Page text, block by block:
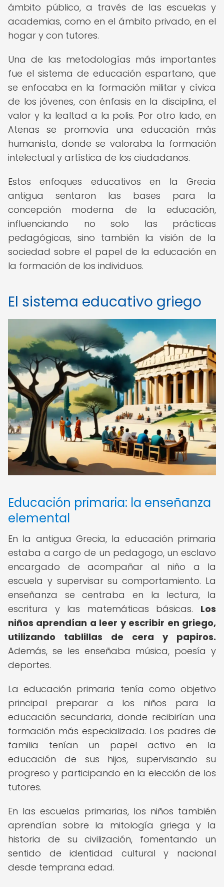
ámbito público, a través de las escuelas y
academias, como en el ámbito privado, en el
hogar y con tutores.
Una de las metodologías más importantes
fue el sistema de educación espartano, que
se enfocaba en la formación militar y cívica
de los jóvenes, con énfasis en la disciplina, el
valor y la lealtad a la polis. Por otro lado, en
Atenas se promovía una educación más
humanista, donde se valoraba la formación
intelectual y artística de los ciudadanos.
Estos enfoques educativos en la Grecia
antigua sentaron las bases para la
concepción moderna de la educación,
influenciando no solo las prácticas
pedagógicas, sino también la visión de la
sociedad sobre el papel de la educación en
la formación de los individuos.
El sistema educativo griego
Educación primaria: la enseñanza
elemental
En la antigua Grecia, la educación primaria
estaba a cargo de un pedagogo, un esclavo
encargado de acompañar al niño a la
escuela y supervisar su comportamiento. La
enseñanza se centraba en la lectura, la
escritura y las matemáticas básicas. Los
niños aprendían a leer y escribir en griego,
utilizando tablillas de cera y papiros.
Además, se les enseñaba música, poesía y
deportes.
La educación primaria tenía como objetivo
principal preparar a los niños para la
educación secundaria, donde recibirían una
formación más especializada. Los padres de
familia tenían un papel activo en la
educación de sus hijos, supervisando su
progreso y participando en la elección de los
tutores.
En las escuelas primarias, los niños también
aprendían sobre la mitología griega y la
historia de su civilización, fomentando un
sentido de identidad cultural y nacional
desde temprana edad.